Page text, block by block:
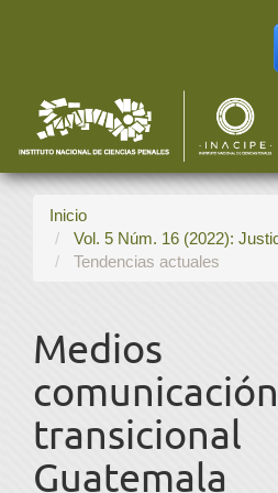
Barra
lateral
Inicio
Vol. 5 Núm. 16 (2022):
Tendencias actuales
Guatemala